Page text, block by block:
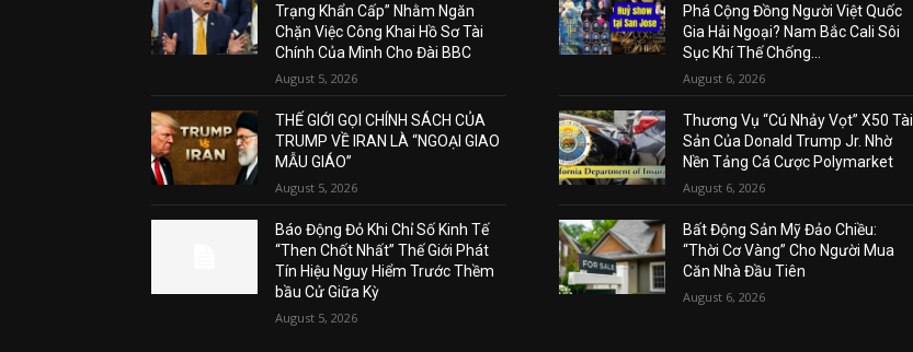
Trạng Khẩn Cấp” Nhằm Ngăn
Chặn Việc Công Khai Hồ Sơ Tài
Chính Của Mình Cho Đài BBC
August 5, 2026
THẾ GIỚI GỌI CHÍNH SÁCH CỦA
TRUMP VỀ IRAN LÀ “NGOẠI GIAO
MẪU GIÁO”
August 5, 2026
Báo Động Đỏ Khi Chỉ Số Kinh Tế
“Then Chốt Nhất” Thế Giới Phát
Tín Hiệu Nguy Hiểm Trước Thềm
bầu Cử Giữa Kỳ
August 5, 2026
Phá Cộng Đồng Người Việt Quốc
Gia Hải Ngoại? Nam Bắc Cali Sôi
Sục Khí Thế Chống...
August 6, 2026
Thương Vụ “Cú Nhảy Vọt” X50 Tài
Sản Của Donald Trump Jr. Nhờ
Nền Tảng Cá Cược Polymarket
August 6, 2026
Bất Động Sản Mỹ Đảo Chiều:
“Thời Cơ Vàng” Cho Người Mua
Căn Nhà Đầu Tiên
August 6, 2026